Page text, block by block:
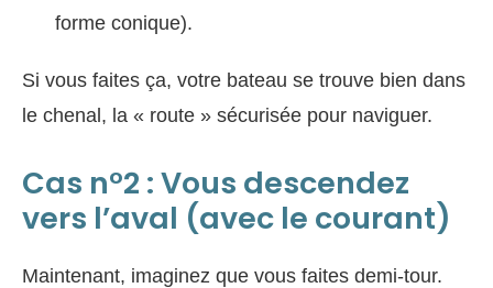
forme conique).
Si vous faites ça, votre bateau se trouve bien dans
le chenal, la « route » sécurisée pour naviguer.
Cas n°2 : Vous descendez
vers l’aval (avec le courant)
Maintenant, imaginez que vous faites demi-tour.